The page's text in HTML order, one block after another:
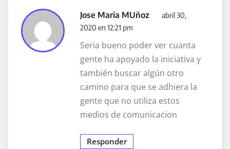
Jose Maria MUñoz
abril 30,
2020 en 12:21 pm
Seria bueno poder ver cuanta
gente ha apoyado la iniciativa y
también buscar algún otro
camino para que se adhiera la
gente que no utiliza estos
medios de comunicacion
Responder